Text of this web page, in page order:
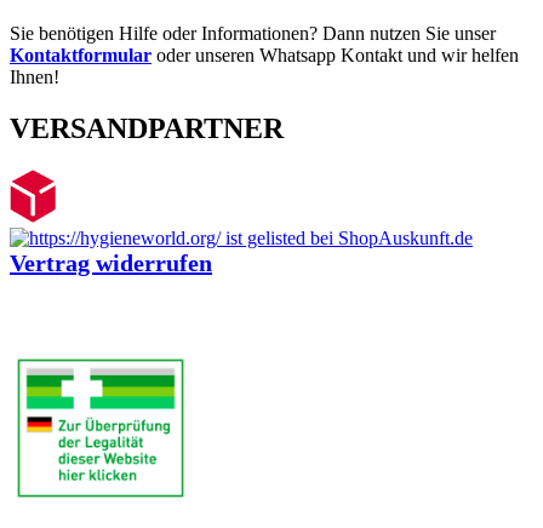
Sie benötigen Hilfe oder Informationen? Dann nutzen Sie unser
Kontaktformular oder unseren Whatsapp Kontakt und wir helfen
Ihnen!
VERSANDPARTNER
Vertrag widerrufen